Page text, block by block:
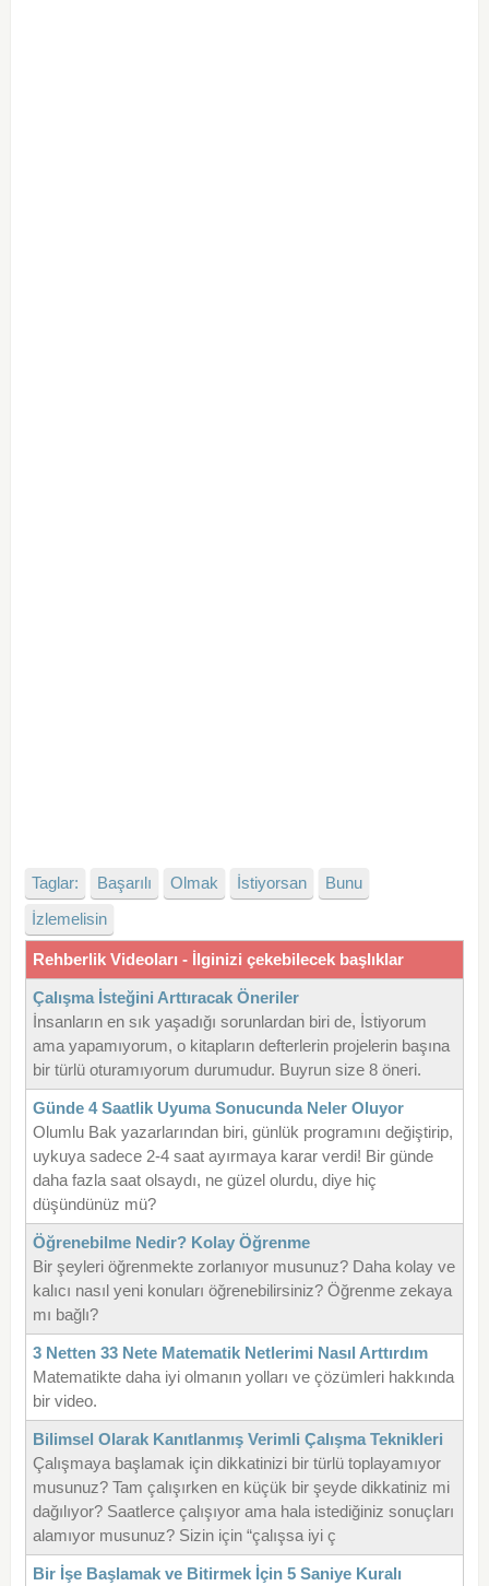
Taglar: Başarılı Olmak İstiyorsan
Bunu
İzlemelisin
Rehberlik Videoları - İlginizi çekebilecek başlıklar
Çalışma İsteğini Arttıracak Öneriler
İnsanların en sık yaşadığı sorunlardan biri de, İstiyorum
ama yapamıyorum, o kitapların defterlerin projelerin başına
bir türlü oturamıyorum durumudur. Buyrun size 8 öneri.
Günde 4 Saatlik Uyuma Sonucunda Neler Oluyor
Olumlu Bak yazarlarından biri, günlük programını değiştirip,
uykuya sadece 2-4 saat ayırmaya karar verdi! Bir günde
daha fazla saat olsaydı, ne güzel olurdu, diye hiç
düşündünüz mü?
Öğrenebilme Nedir? Kolay Öğrenme
Bir şeyleri öğrenmekte zorlanıyor musunuz? Daha kolay ve
kalıcı nasıl yeni konuları öğrenebilirsiniz? Öğrenme zekaya
mı bağlı?
3 Netten 33 Nete Matematik Netlerimi Nasıl Arttırdım
Matematikte daha iyi olmanın yolları ve çözümleri hakkında
bir video.
Bilimsel Olarak Kanıtlanmış Verimli Çalışma Teknikleri
Çalışmaya başlamak için dikkatinizi bir türlü toplayamıyor
musunuz? Tam çalışırken en küçük bir şeyde dikkatiniz mi
dağılıyor? Saatlerce çalışıyor ama hala istediğiniz sonuçları
alamıyor musunuz? Sizin için “çalışsa iyi ç
Bir İşe Başlamak ve Bitirmek İçin 5 Saniye Kuralı